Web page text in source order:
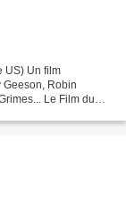
US) Un film
Geeson, Robin
Le Film du